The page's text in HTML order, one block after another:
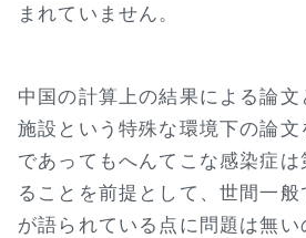
まれていません。
中国の計算上の結果による論
施設という特殊な環境下の論文
であってもへんてこな感染症
ることを前提として、世間一
が語られている点に問題は無い